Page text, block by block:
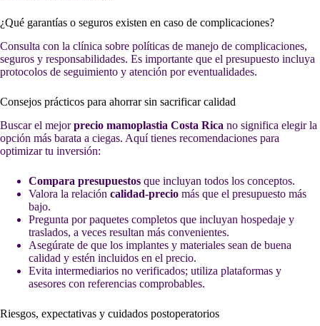
¿Qué garantías o seguros existen en caso de complicaciones?
Consulta con la clínica sobre políticas de manejo de complicaciones,
seguros y responsabilidades. Es importante que el presupuesto incluya
protocolos de seguimiento y atención por eventualidades.
Consejos prácticos para ahorrar sin sacrificar calidad
Buscar el mejorprecio mamoplastia Costa Rica no significa elegir la
opción más barata a ciegas. Aquí tienes recomendaciones para
optimizar tu inversión:
Compara presupuestos que incluyan todos los conceptos.
Valora la relación calidad-precio más que el presupuesto más
bajo.
Pregunta por paquetes completos que incluyan hospedaje y
traslados, a veces resultan más convenientes.
Asegúrate de que los implantes y materiales sean de buena
calidad y estén incluidos en el precio.
Evita intermediarios no verificados; utiliza plataformas y
asesores con referencias comprobables.
Riesgos, expectativas y cuidados postoperatorios